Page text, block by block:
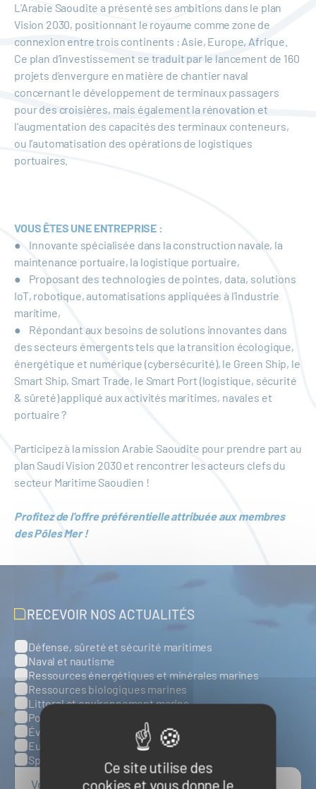
Ce site utilise des
cookies et vous donne le
L’Arabie Saoudite a présenté ses ambitions dans le plan
Vision 2030, positionnant le royaume comme zone de
connexion entre trois continents : Asie, Europe, Afrique.
Ce plan d’investissement se traduit par le lancement de 160
projets d’envergure en matière de chantier naval
concernant le développement de terminaux passagers
pour des croisières, mais également la rénovation et
l’augmentation des capacités des terminaux conteneurs,
ou l’automatisation des opérations de logistiques
portuaires.
VOUS ÊTES UNE ENTREPRISE :
● Innovante spécialisée dans la construction navale, la
maintenance portuaire, la logistique portuaire,
● Proposant des technologies de pointes, data, solutions
IoT, robotique, automatisations appliquées à l'industrie
maritime,
● Répondant aux besoins de solutions innovantes dans
des secteurs émergents tels que la transition écologique,
énergétique et numérique (cybersécurité), le Green Ship, le
Smart Ship, Smart Trade, le Smart Port (logistique, sécurité
& sûreté) appliqué aux activités maritimes, navales et
portuaire ?
Participez à la mission Arabie Saoudite pour prendre part au
plan Saudi Vision 2030 et rencontrer les acteurs clefs du
secteur Maritime Saoudien !
Profitez de l'offre préférentielle attribuée aux membres
des Pôles Mer !
RECEVOIR NOS ACTUALITÉS
Catégories
Défense, sûreté et sécurité maritimes
Naval et nautisme
Ressources énergétiques et minérales marines
Ressources biologiques marines
Littoral et environnement marins
Ports, infrastructures et logistique
Évènements
Europe
Spatial